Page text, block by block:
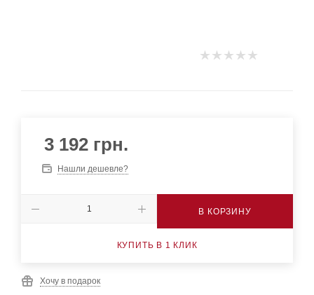
3 192 грн.
Нашли дешевле?
В КОРЗИНУ
КУПИТЬ В 1 КЛИК
Хочу в подарок